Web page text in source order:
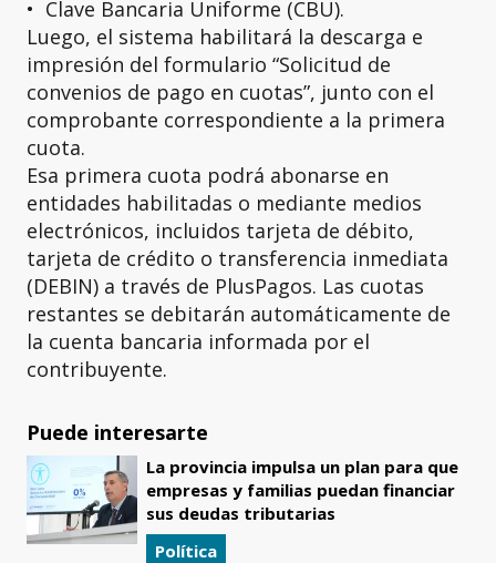
•⁠ ⁠Clave Bancaria Uniforme (CBU).
Luego, el sistema habilitará la descarga e
impresión del formulario “Solicitud de
convenios de pago en cuotas”, junto con el
comprobante correspondiente a la primera
cuota.
Esa primera cuota podrá abonarse en
entidades habilitadas o mediante medios
electrónicos, incluidos tarjeta de débito,
tarjeta de crédito o transferencia inmediata
(DEBIN) a través de PlusPagos. Las cuotas
restantes se debitarán automáticamente de
la cuenta bancaria informada por el
contribuyente.
Puede interesarte
La provincia impulsa un plan para que
empresas y familias puedan financiar
sus deudas tributarias
Política